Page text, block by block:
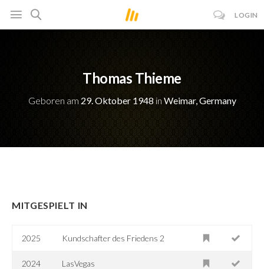
LOGIN
Thomas Thieme
Geboren am 29. Oktober 1948 in Weimar, Germany
MITGESPIELT IN
2025 Kundschafter des Friedens 2
2024 LasVegas